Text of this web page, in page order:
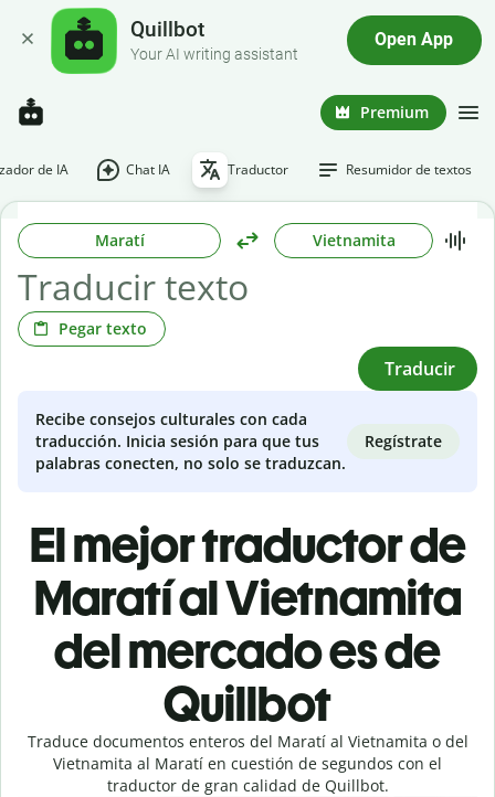
Quillbot
Your AI writing assistant
Open App
Premium
de IA Chat IA Traductor Resumidor de textos
Maratí Vietnamita
Pegar texto
Traducir
Recibe consejos culturales con cada
traducción. Inicia sesión para que tus
palabras conecten, no solo se traduzcan.
Regístrate
El mejor traductor de
Maratí al Vietnamita
del mercado es de
Quillbot
Traduce documentos enteros del Maratí al Vietnamita o del
Vietnamita al Maratí en cuestión de segundos con el
traductor de gran calidad de Quillbot.